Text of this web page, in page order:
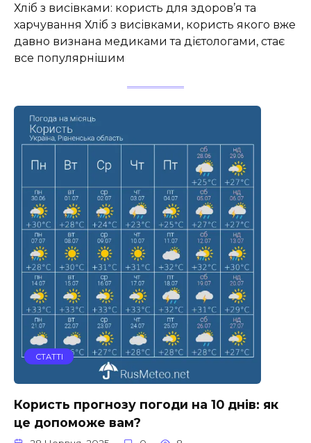
Хліб з висівками: користь для здоров’я та
харчування Хліб з висівками, користь якого вже
давно визнана медиками та дієтологами, стає
все популярнішим
СТАТТІ
Користь прогнозу погоди на 10 днів: як
це допоможе вам?